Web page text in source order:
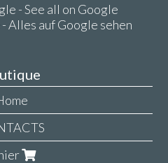
- See all on Google
Alles auf Google sehen